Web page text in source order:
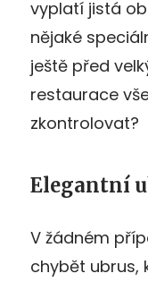
vyplatí jistá
nějaké
ještě před
restaurace
zkontrolovat?
Elegantní
V žádném
chybět ubrus,